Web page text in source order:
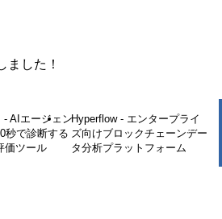
ました！
- AIエージェン
秒で診断する
価ツール
Hyperflow - エンタープライ
ズ向けブロックチェーンデー
タ分析プラットフォーム